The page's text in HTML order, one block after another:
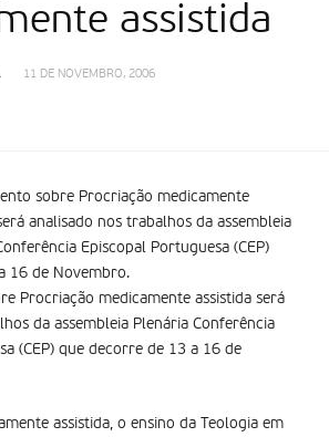
assistida
11 DE NOVEMBRO, 2006
sobre Procriação medicamente
analisado nos trabalhos da assembleia
Episcopal Portuguesa (CEP)
16 de Novembro.
Procriação medicamente assistida será
da assembleia Plenária Conferência
(CEP) que decorre de 13 a 16 de
assistida, o ensino da Teologia em